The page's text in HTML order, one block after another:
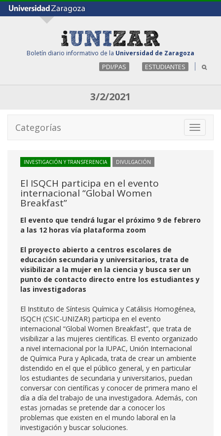
Boletín diario informativo de la Universidad de Zaragoza
PDI/PAS ESTUDIANTES
3/2/2021
Toggle
Categorías
INVESTIGACIÓN Y TRANSFERENCIA DIVULGACIÓN
El ISQCH participa en el evento
internacional “Global Women
Breakfast”
El evento que tendrá lugar el próximo 9 de febrero
a las 12 horas vía plataforma zoom
El proyecto abierto a centros escolares de
educación secundaria y universitarios, trata de
visibilizar a la mujer en la ciencia y busca ser un
punto de contacto directo entre los estudiantes y
las investigadoras
El Instituto de Síntesis Química y Catálisis Homogénea,
ISQCH (CSIC-UNIZAR) participa en el evento
internacional “Global Women Breakfast”, que trata de
visibilizar a las mujeres científicas. El evento organizado
a nivel internacional por la IUPAC, Unión Internacional
de Química Pura y Aplicada, trata de crear un ambiente
distendido en el que el público general, y en particular
los estudiantes de secundaria y universitarios, puedan
conversar con científicas y conocer de primera mano el
día a día del trabajo de una investigadora. Además, con
estas jornadas se pretende dar a conocer los
problemas que existen en el mundo laboral en la
investigación y buscar soluciones.